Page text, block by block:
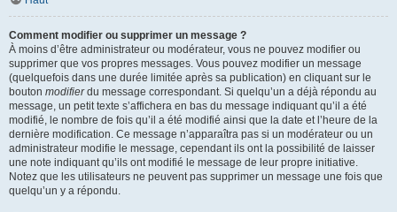
Comment modifier ou supprimer un message ?
À moins d’être administrateur ou modérateur, vous ne pouvez modifier ou
supprimer que vos propres messages. Vous pouvez modifier un message
(quelquefois dans une durée limitée après sa publication) en cliquant sur le
bouton modifierdu message correspondant. Si quelqu’un a déjà répondu au
message, un petit texte s’affichera en bas du message indiquant qu’il a été
modifié, le nombre de fois qu’il a été modifié ainsi que la date et l’heure de la
dernière modification. Ce message n’apparaîtra pas si un modérateur ou un
administrateur modifie le message, cependant ils ont la possibilité de laisser
une note indiquant qu’ils ont modifié le message de leur propre initiative.
Notez que les utilisateurs ne peuvent pas supprimer un message une fois que
quelqu’un y a répondu.